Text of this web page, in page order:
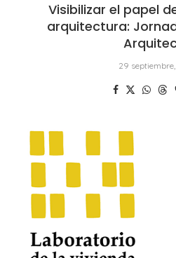
Visibilizar el papel
arquitectura:
29